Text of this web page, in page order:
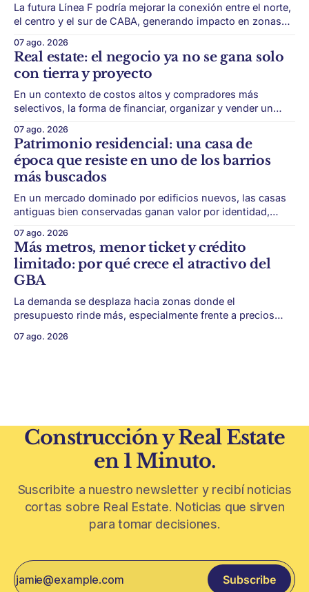
La futura Línea F podría mejorar la conexión entre el norte,
el centro y el sur de CABA, generando impacto en zonas
transporte puede cambiar el mapa inmobiliario de una
ciudad. La futura Línea F del subte busca mejorar la
conexión
07 ago. 2026
Real estate: el negocio ya no se gana solo
con tierra y proyecto
En un contexto de costos altos y compradores más
selectivos, la forma de financiar, organizar y vender un
éxito de un desarrollo inmobiliario ya no depende solo de
conseguir un buen terreno. En un mercado más exigente,
la estructura financiera, legal
07 ago. 2026
Patrimonio residencial: una casa de
época que resiste en uno de los barrios
más buscados
En un mercado dominado por edificios nuevos, las casas
antiguas bien conservadas ganan valor por identidad,
algunas piezas residenciales que cuentan otra historia del
barrio. En medio de torres, edificios nuevos y proyectos
premium, todavía aparecen casas de más de 100 años
07 ago. 2026
Más metros, menor ticket y crédito
limitado: por qué crece el atractivo del
GBA
La demanda se desplaza hacia zonas donde el
presupuesto rinde más, especialmente frente a precios
Conurbano vuelve a ganar protagonismo en el mapa
07 ago. 2026
Construcción y Real Estate
en 1 Minuto.
Suscribite a nuestro newsletter y recibí noticias
cortas sobre Real Estate. Noticias que sirven
para tomar decisiones.
Subscribe